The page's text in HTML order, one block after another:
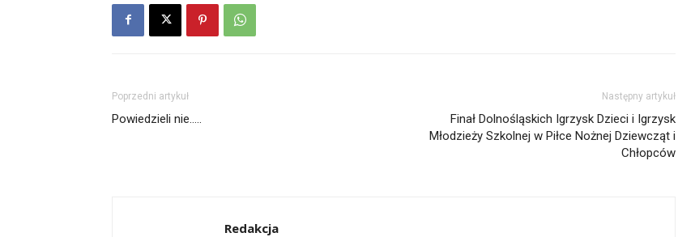
Poprzedni artykuł
Powiedzieli nie…..
Następny artykuł
Finał Dolnośląskich Igrzysk Dzieci i Igrzysk
Młodzieży Szkolnej w Piłce Nożnej Dziewcząt i
Chłopców
Redakcja